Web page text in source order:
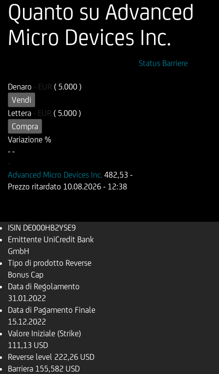
Quanto su Advanced
Micro Devices Inc.
Status Barriere
Denaro - EUR ( 5.000 )
Vendi
Lettera - EUR ( 5.000 )
Compra
Variazione %
- -
-
Advanced Micro Devices Inc. 482,53 -
Prezzo ritardato 10.08.2026 - 12:38
ISIN DE000HB2YSE9
Emittente UniCredit Bank
GmbH
Tipo di prodotto Reverse
Bonus Cap
Data di Regolamento
31.01.2022
Data di Pagamento Finale
15.12.2022
Valore Iniziale (Strike)
111,13 USD
Reverse level 222,26 USD
Barriera 155,582 USD